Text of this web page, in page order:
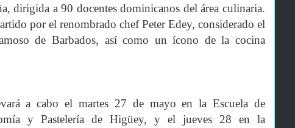
dirigida a 90 docentes dominicanos del área culinaria.
por el renombrado chef Peter Edey, considerado el
de Barbados, así como un ícono de la cocina
a cabo el martes 27 de mayo en la Escuela de
y Pastelería de Higüey, y el jueves 28 en la